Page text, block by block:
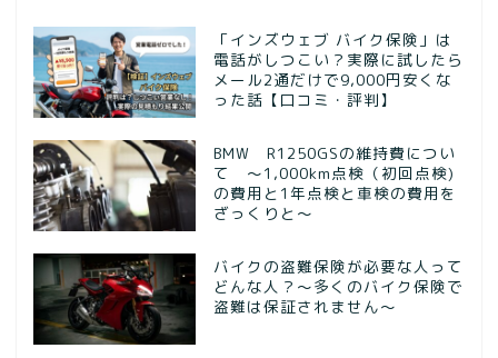
「インズウェブ バイク保険」は
電話がしつこい？実際に試したら
メール2通だけで9,000円安くな
った話【口コミ・評判】
BMW R1250GSの維持費につい
て ～1,000km点検（初回点検)
の費用と1年点検と車検の費用を
ざっくりと～
バイクの盗難保険が必要な人って
どんな人？～多くのバイク保険で
盗難は保証されません～